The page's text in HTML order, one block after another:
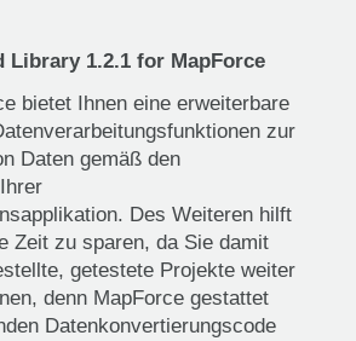
Library 1.2.1 for MapForce
bietet Ihnen eine erweiterbare
zur
Daten gemäß den
Des Weiteren hilft
Zeit zu sparen, da Sie damit
getestete Projekte weiter
denn MapForce gestattet
Datenkonvertierungscode